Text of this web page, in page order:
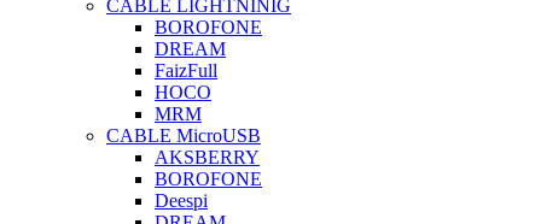
CABLE LIGHTNINIG
BOROFONE
DREAM
FaizFull
HOCO
MRM
CABLE MicroUSB
AKSBERRY
BOROFONE
Deespi